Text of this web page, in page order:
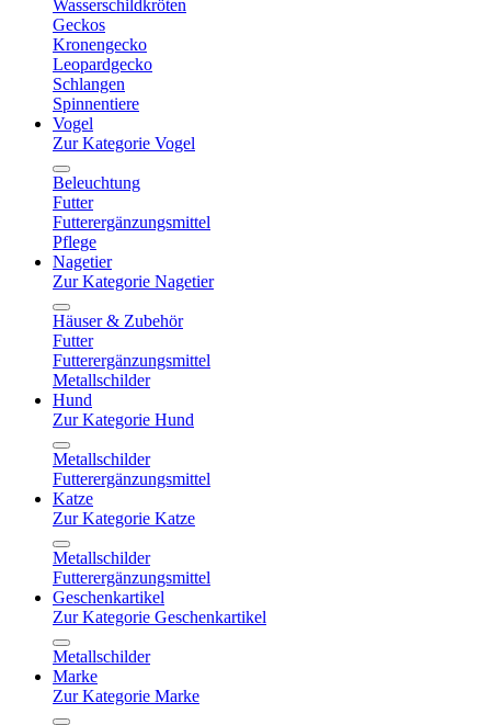
Wasserschildkröten
Geckos
Kronengecko
Leopardgecko
Schlangen
Spinnentiere
Vogel
Zur Kategorie Vogel
Beleuchtung
Futter
Futterergänzungsmittel
Pflege
Nagetier
Zur Kategorie Nagetier
Häuser & Zubehör
Futter
Futterergänzungsmittel
Metallschilder
Hund
Zur Kategorie Hund
Metallschilder
Futterergänzungsmittel
Katze
Zur Kategorie Katze
Metallschilder
Futterergänzungsmittel
Geschenkartikel
Zur Kategorie Geschenkartikel
Metallschilder
Marke
Zur Kategorie Marke